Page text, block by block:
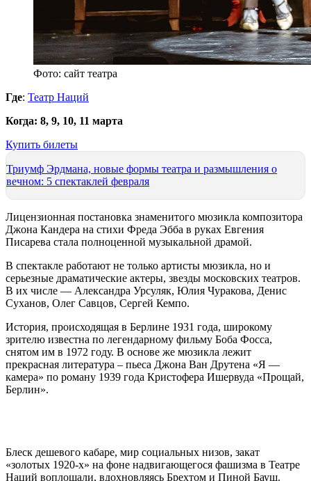
Фото: сайт театра
Где: Театр Наций
Когда: 8, 9, 10, 11 марта
Купить билеты
Триумф Эрдмана, новые формы театра и размышления о
вечном: 5 спектаклей февраля
Лицензионная постановка знаменитого мюзикла композитора
Джона Кандера на стихи Фреда Эбба в руках Евгения
Писарева стала полноценной музыкальной драмой.
В спектакле работают не только артисты мюзикла, но и
серьезные драматические актеры, звезды московских театров.
В их числе — Александра Урсуляк, Юлия Чуракова, Денис
Суханов, Олег Савцов, Сергей Кемпо.
История, происходящая в Берлине 1931 года, широкому
зрителю известна по легендарному фильму Боба Фосса,
снятом им в 1972 году. В основе же мюзикла лежит
прекрасная литература – пьеса Джона Ван Друтена «Я —
камера» по роману 1939 года Кристофера Ишервуда «Прощай,
Берлин».
Блеск дешевого кабаре, мир социальных низов, закат
«золотых 1920-х» на фоне надвигающегося фашизма в Театре
Наций воплощали, вдохновляясь Брехтом и Пиной Бауш.